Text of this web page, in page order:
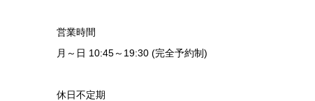
営業時間
月～日 10:45～19:30 (完全予約制)
休日不定期